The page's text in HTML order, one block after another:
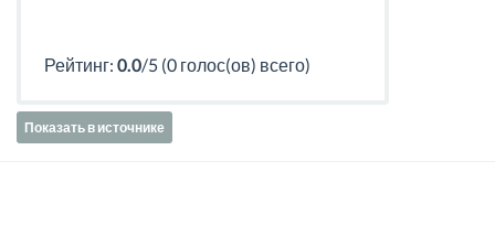
Рейтинг: 0.0/5 (0 голос(ов) всего)
Показать в источнике